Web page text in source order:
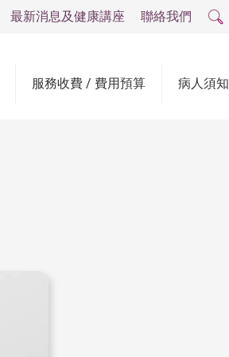
服務收費 / 費用預算 病人須知
最新消息及健康講座 聯絡我們